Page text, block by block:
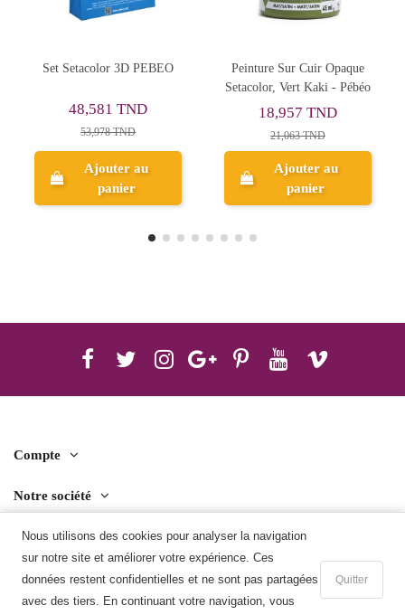
Nous utilisons des cookies pour analyser la navigation
sur notre site et améliorer votre expérience. Ces
données restent confidentielles et ne sont pas partagées
avec des tiers. En continuant votre navigation, vous
Quitter
Ajouter au panier
Sur Cuir Opaque
18,957 TND
Ajouter au
panier
Coffret Custo Sneakers,
Setacolor Cuir - Pébéo
89,321 TND
Ajouter au
panier
Set
Poudres
Compte
Notre société
Contact us
Télécharger l'application mobile